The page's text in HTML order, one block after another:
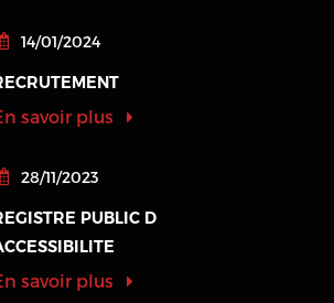
14/01/2024
savoir plus
28/11/2023
PUBLIC D
savoir plus